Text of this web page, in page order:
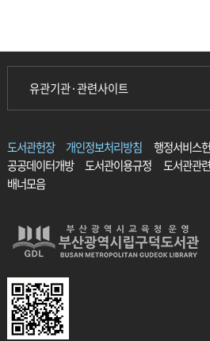
유관기관·관련사이트
도서관헌장 개인정보처리방침 행정서비스
공공데이터개방
도서관이용규정 도서관관
배너모음